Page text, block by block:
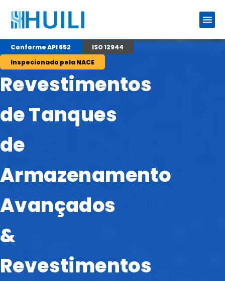
Conforme API 652
ISO 12944
Inspecionado pela NACE
Revestimentos
de Tanques
de
Armazenamento
Avançados
&
Revestimentos